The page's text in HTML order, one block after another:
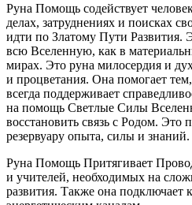
Руна Помощь содействует
делах, затруднениях и поисках
идти по Златому Пути Развития.
всю Вселенную, как в
мирах. Это руна милосердия и
и процветания. Она помогает
всегда поддерживает
на помощь Светлые Силы
восстановить связь с Родом. Это
резервуару опыта, силы и знаний.
Руна Помощь Притягивает
и учителей, необходимых на
развития. Также она